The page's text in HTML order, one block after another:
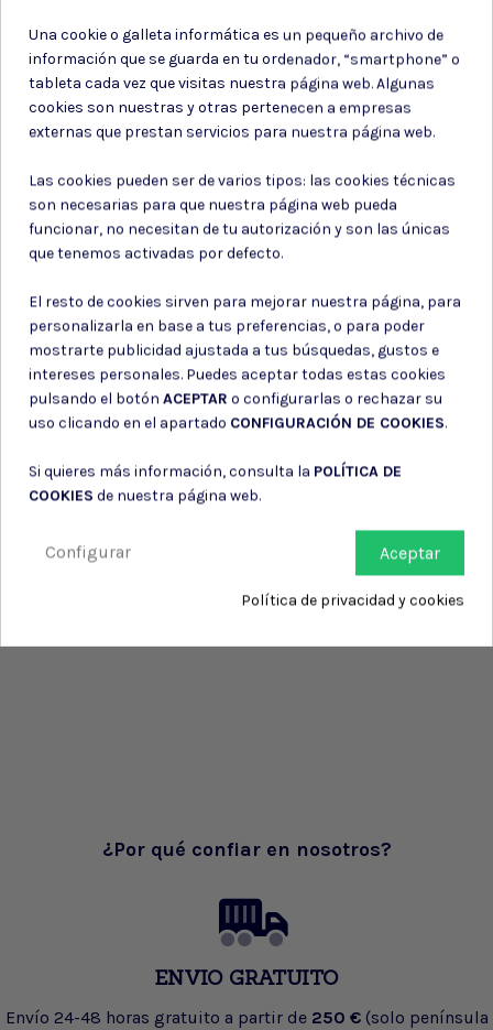
Suscríbete a nuestro boletín
Puede darse de baja en cualquier momento. Para ello, consulte nuestra
información de contacto en el aviso legal.
Consiento el uso de mis datos para los fines indicados en la
Consiento el uso de mis datos personales para recibir publicidad
de su entidad.
¿Por qué confiar en nosotros?
ENVIO GRATUITO
Envío 24-48 horas gratuito a partir de 250 € (solo península
Una cookie o galleta informática es un pequeño archivo de
información que se guarda en tu ordenador, “smartphone” o
tableta cada vez que visitas nuestra página web. Algunas
cookies son nuestras y otras pertenecen a empresas
externas que prestan servicios para nuestra página web.
Las cookies pueden ser de varios tipos: las cookies técnicas
son necesarias para que nuestra página web pueda
funcionar, no necesitan de tu autorización y son las únicas
que tenemos activadas por defecto.
El resto de cookies sirven para mejorar nuestra página, para
personalizarla en base a tus preferencias, o para poder
mostrarte publicidad ajustada a tus búsquedas, gustos e
intereses personales. Puedes aceptar todas estas cookies
pulsando el botón ACEPTAR o configurarlas o rechazar su
uso clicando en el apartado CONFIGURACIÓN DE COOKIES.
Si quieres más información, consulta la POLÍTICA DE
COOKIES de nuestra página web.
Aceptar
Configurar
Política de privacidad y cookies